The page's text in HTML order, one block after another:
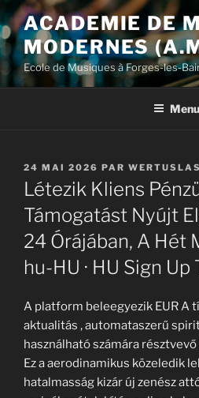
Aller
au
contenu
principal
ACADEMIE DE
MODERNES
Ecole de Musiques à Forges-les-
Menu
PUBLIÉ
LE
24 MAI 2026 PAR
Létezik Kliens
Támogatást Nyújt
24 Órájában, A Hét
hu-HU · HU Sign Up
A platform beleegyezik EUR A
aktualitás , automataszerű
használható számára
Ez a aerodinamikus közeledik
hatalmasság kizár új zenész